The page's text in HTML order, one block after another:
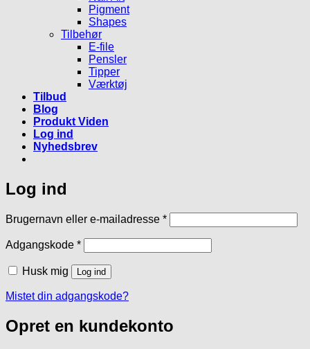
Pigment
Shapes
Tilbehør
E-file
Pensler
Tipper
Værktøj
Tilbud
Blog
Produkt Viden
Log ind
Nyhedsbrev
Log ind
Brugernavn eller e-mailadresse *Påkrævet
Adgangskode *Påkrævet
Husk mig Log ind
Mistet din adgangskode?
Opret en kundekonto